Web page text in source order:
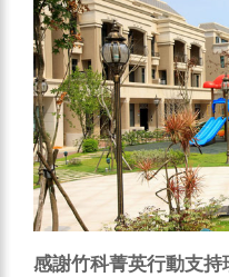
感謝竹科菁英行動支